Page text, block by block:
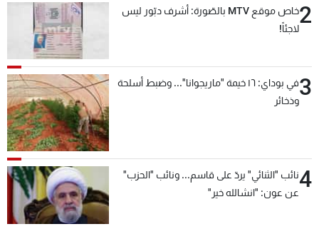
2
خاص موقع MTV بالصّورة: أشرف دبّور ليس
لاجئاً!
3
في بوداي: ١٦ خيمة "ماريجوانا"... وضبط أسلحة
وذخائر
4نائب "الثنائي" يردّ على قاسم... ونائب "الحزب"
عن عون: "انشالله خير"